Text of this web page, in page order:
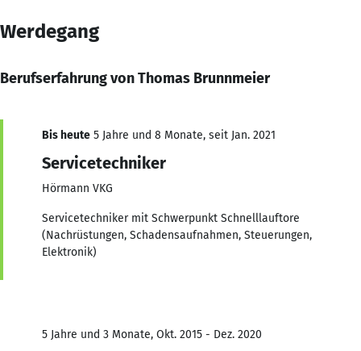
Werdegang
Berufserfahrung von Thomas Brunnmeier
Bis heute 5 Jahre und 8 Monate, seit Jan. 2021
Servicetechniker
Hörmann VKG
Servicetechniker mit Schwerpunkt Schnelllauftore
(Nachrüstungen, Schadensaufnahmen, Steuerungen,
Elektronik)
5 Jahre und 3 Monate, Okt. 2015 - Dez. 2020